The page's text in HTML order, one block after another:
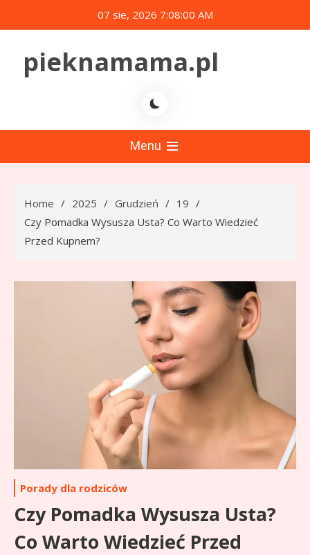
to
07 sie, 2026 7:08:01 AM
pieknamama.pl
Menu
Home 2025 Grudzień
19
Czy Pomadka Wysusza Usta? Co Warto Wiedzieć
Przed Kupnem?
Porady dla rodziców
Czy Pomadka Wysusza Usta?
Co Warto Wiedzieć Przed